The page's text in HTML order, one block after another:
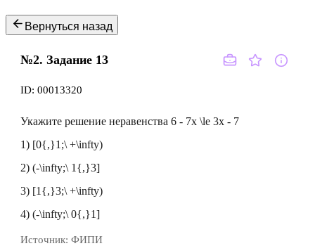
Вернуться назад
№2. Задание 13
ID: 00013320
Укажите решение неравенства 6 - 7x \le 3x - 7
1) [0{,}1;\ +\infty)
2) (-\infty;\ 1{,}3]
3) [1{,}3;\ +\infty)
4) (-\infty;\ 0{,}1]
Источник: ФИПИ